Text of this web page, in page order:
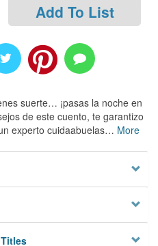
Add To List
suerte… ¡pasas la noche en
de este cuento, te garantizo
experto cuidaabuelas… More